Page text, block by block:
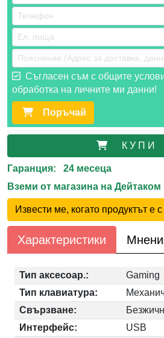
Съгласен съм с общите
обработка на личните ми данни!
Поръчай
К У П
Гаранция: 24 месеца
Вземи от магазина на Дейтаком
Извести ме, когато продуктът
Характеристики
Тип аксесоар.:
Gaming
Тип клавиатура:
Свързване:
Интерфейс:
USB